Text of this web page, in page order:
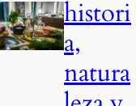
histori
a,
natura